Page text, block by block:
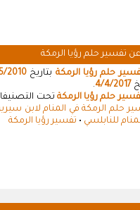
تفسير حلم رؤيا الرمكة
حلم رؤيا الرمكة بتاريخ 2010
4/4/2017
.
حلم رؤيا الرمكة تحت
حلم الرمكة في المنام لابن
للنابلسي • تفسير رؤيا الرمكة